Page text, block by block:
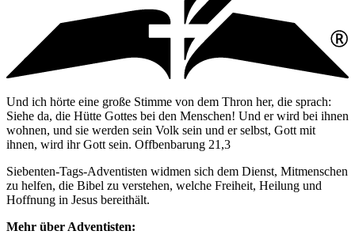
Und ich hörte eine große Stimme von dem Thron her, die sprach:
Siehe da, die Hütte Gottes bei den Menschen! Und er wird bei ihnen
wohnen, und sie werden sein Volk sein und er selbst, Gott mit
ihnen, wird ihr Gott sein. Offbenbarung 21,3
Siebenten-Tags-Adventisten widmen sich dem Dienst, Mitmenschen
zu helfen, die Bibel zu verstehen, welche Freiheit, Heilung und
Hoffnung in Jesus bereithält.
Mehr über Adventisten: